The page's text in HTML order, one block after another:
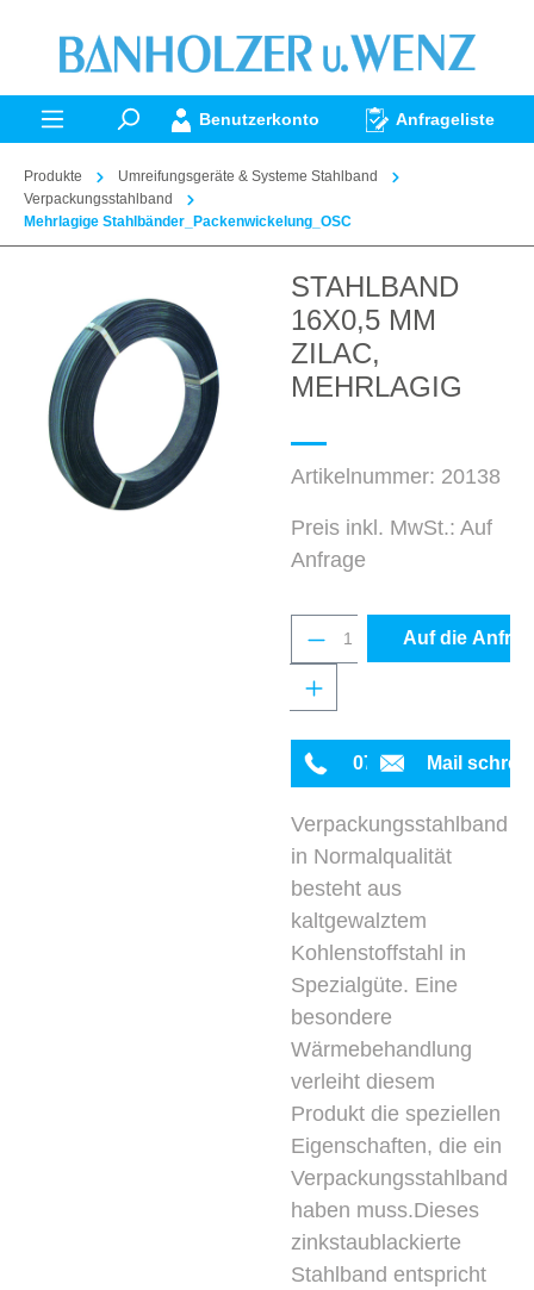
springen
Benutzerkonto Anfrageliste
Produkte
Umreifungsgeräte & Systeme Stahlband
Verpackungsstahlband
Mehrlagige Stahlbänder_Packenwickelung_OSC
STAHLBAND
16X0,5 MM
ZILAC,
MEHRLAGIG
Artikelnummer: 20138
Preis inkl. MwSt.: Auf
Anfrage
Produkt Anzahl:
Auf die
0711 342934-0
Mail
Verpackungsstahlband
in Normalqualität
besteht aus
kaltgewalztem
Kohlenstoffstahl in
Spezialgüte. Eine
besondere
Wärmebehandlung
verleiht diesem
Produkt die speziellen
Eigenschaften, die ein
Verpackungsstahlband
haben muss.Dieses
zinkstaublackierte
Stahlband entspricht